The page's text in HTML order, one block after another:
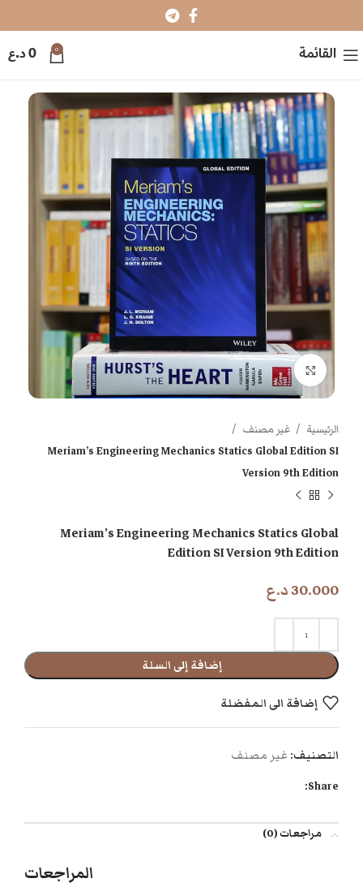
القائمة 0
0د.ع
اضغط للتكبير
الرئيسية
غير مصنف
Meriam’s Engineering Mechanics Statics Global Edition SI
Version 9th Edition
Meriam’s Engineering Mechanics Statics Global
Edition SI Version 9th Edition
30.000د.ع
إضافة إلى السلة
إضافة الى المفضلة
التصنيف: غير مصنف
Share:
مراجعات (0)
المراجعات